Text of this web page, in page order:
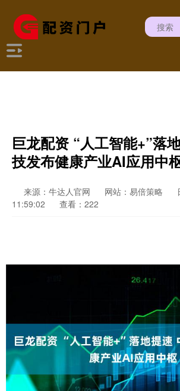
巨龙配资 “人工智能+”落
技发布健康产业AI应用中
来源：牛达人官网 网站：易倍策略
11:59:02
查看：222